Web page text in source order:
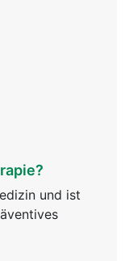
und ist